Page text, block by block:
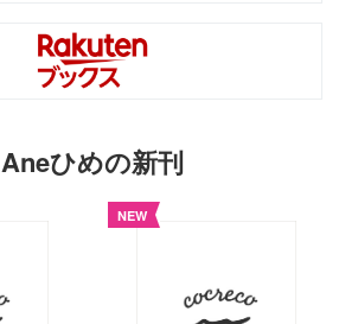
Aneひめの新刊
NEW